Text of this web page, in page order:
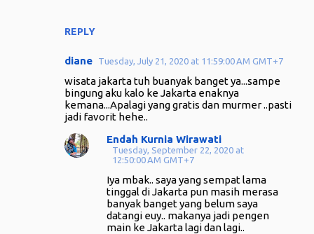
REPLY
diane Tuesday, July 21, 2020 at 11:59:00 AM GMT+7
wisata jakarta tuh buanyak banget ya...sampe
bingung aku kalo ke Jakarta enaknya
kemana...Apalagi yang gratis dan murmer ..pasti
jadi favorit hehe..
Endah Kurnia Wirawati
Tuesday, September 22, 2020 at
12:50:00 AM GMT+7
Iya mbak.. saya yang sempat lama
tinggal di Jakarta pun masih merasa
banyak banget yang belum saya
datangi euy.. makanya jadi pengen
main ke Jakarta lagi dan lagi..